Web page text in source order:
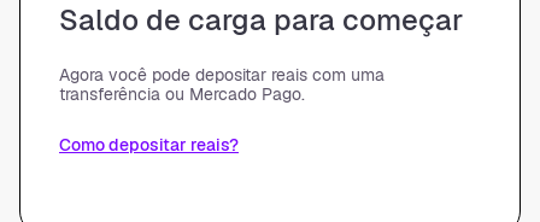
Saldo de carga para começar
Agora você pode depositar reais com uma
transferência ou Mercado Pago.
Como depositar reais?